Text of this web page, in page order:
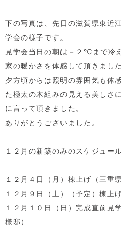
下の写真は、先日の滋賀県東近
学会の様子です。
見学会当日の朝は－２℃まで冷
家の暖かさを体感して頂きました
夕方頃からは照明の雰囲気も体
た極太の木組みの見える美しさ
に言って頂きました。
ありがとうございました。
１２月の新築のみのスケジュー
１２月４日（月）棟上げ（三重
１２月９日（土）（予定）棟上
１２月１０日（日）完成直前見
様邸）